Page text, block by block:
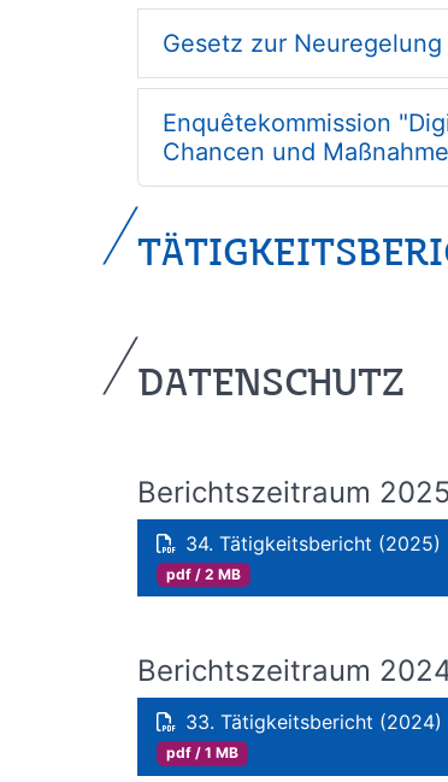
Gesetz zur
Enquêtekommission
Chancen und
DATENSCHUTZ
Berichtszeitraum 2025
34. Tätigkeitsbericht (2025)
pdf / 2 MB
Berichtszeitraum
33. Tätigkeitsbericht (2024)
pdf / 1 MB